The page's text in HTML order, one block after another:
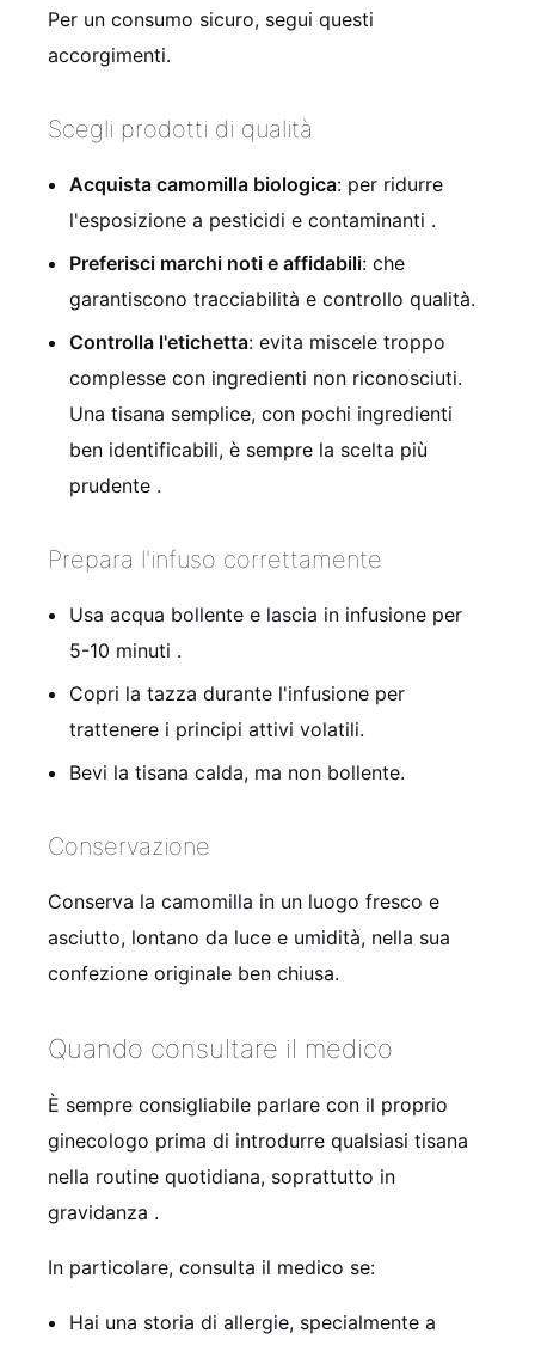
Per un consumo sicuro, segui questi
accorgimenti.
Scegli prodotti di qualità
Acquista camomilla biologica: per ridurre
l'esposizione a pesticidi e contaminanti .
Preferisci marchi noti e affidabili: che
garantiscono tracciabilità e controllo qualità.
Controlla l'etichetta: evita miscele troppo
complesse con ingredienti non riconosciuti.
Una tisana semplice, con pochi ingredienti
ben identificabili, è sempre la scelta più
prudente .
Prepara l'infuso correttamente
Usa acqua bollente e lascia in infusione per
5-10 minuti .
Copri la tazza durante l'infusione per
trattenere i principi attivi volatili.
Bevi la tisana calda, ma non bollente.
Conservazione
Conserva la camomilla in un luogo fresco e
asciutto, lontano da luce e umidità, nella sua
confezione originale ben chiusa.
Quando consultare il medico
È sempre consigliabile parlare con il proprio
ginecologo prima di introdurre qualsiasi tisana
nella routine quotidiana, soprattutto in
gravidanza .
In particolare, consulta il medico se:
Hai una storia di allergie, specialmente a